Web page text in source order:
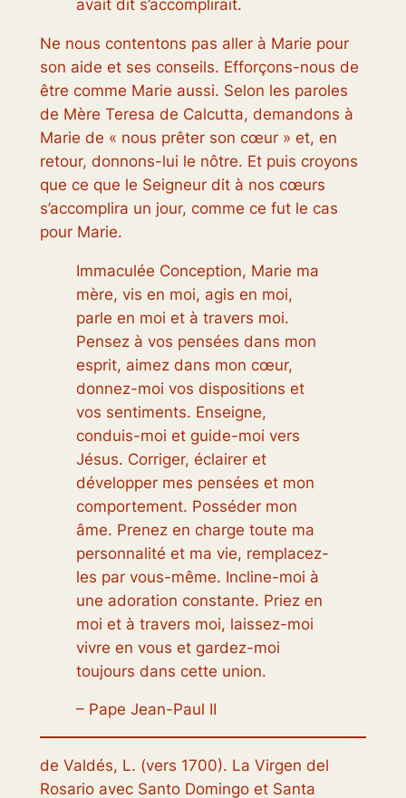
avait dit s’accomplirait.
Ne nous contentons pas aller à Marie pour
son aide et ses conseils. Efforçons-nous de
être comme Marie aussi. Selon les paroles
de Mère Teresa de Calcutta, demandons à
Marie de « nous prêter son cœur » et, en
retour, donnons-lui le nôtre. Et puis croyons
que ce que le Seigneur dit à nos cœurs
s’accomplira un jour, comme ce fut le cas
pour Marie.
Immaculée Conception, Marie ma
mère, vis en moi, agis en moi,
parle en moi et à travers moi.
Pensez à vos pensées dans mon
esprit, aimez dans mon cœur,
donnez-moi vos dispositions et
vos sentiments. Enseigne,
conduis-moi et guide-moi vers
Jésus. Corriger, éclairer et
développer mes pensées et mon
comportement. Posséder mon
âme. Prenez en charge toute ma
personnalité et ma vie, remplacez-
les par vous-même. Incline-moi à
une adoration constante. Priez en
moi et à travers moi, laissez-moi
vivre en vous et gardez-moi
toujours dans cette union.
– Pape Jean-Paul II
de Valdés, L. (vers 1700). La Virgen del
Rosario avec Santo Domingo et Santa